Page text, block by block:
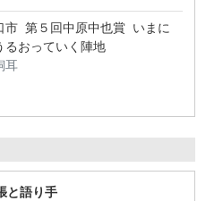
市 第５回中原中也賞 いまに
るおっていく陣地
耳
と語り手